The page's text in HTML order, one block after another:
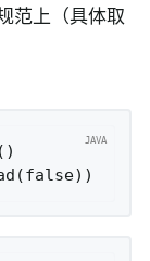
范上（具体取